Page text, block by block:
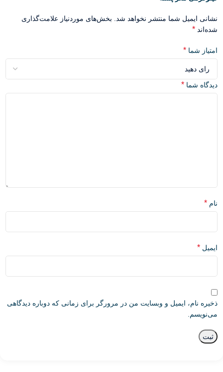
نشانی ایمیل شما منتشر نخواهد شد.
بخش‌های موردنیاز علامت‌گذاری
شده‌اند *
امتیاز شما *
دیدگاه شما *
نام *
ایمیل *
ذخیره نام، ایمیل و وبسایت من در مرورگر برای زمانی که دوباره دیدگاهی
می‌نویسم.